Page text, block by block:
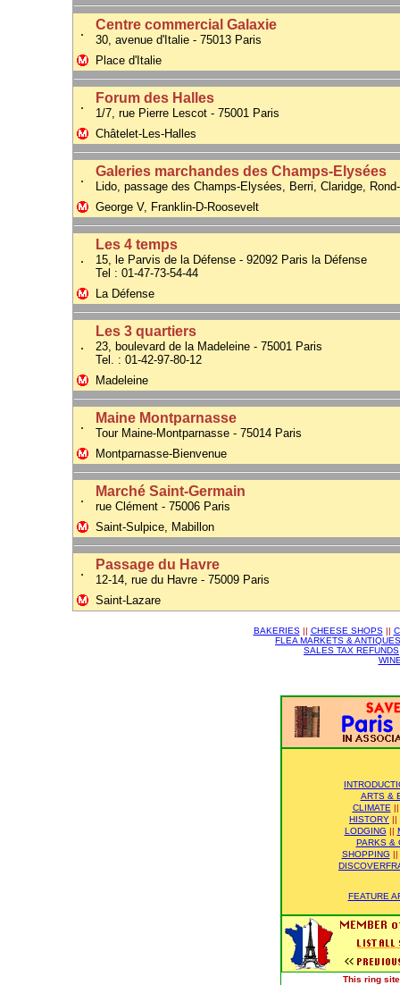
. Centre commercial Galaxie
30, avenue d'Italie - 75013 Paris
Place d'Italie
. Forum des Halles
1/7, rue Pierre Lescot - 75001 Paris
Châtelet-Les-Halles
. Galeries marchandes des Champs-Elysées
Lido, passage des Champs-Elysées, Berri, Claridge,
George V, Franklin-D-Roosevelt
.
Les 4 temps
15, le Parvis de la Défense - 92092 Paris la Défense
Tel : 01-47-73-54-44
La Défense
.
Les 3 quartiers
23, boulevard de la Madeleine - 75001 Paris
Tel. : 01-42-97-80-12
Madeleine
. Maine Montparnasse
Tour Maine-Montparnasse - 75014 Paris
Montparnasse-Bienvenue
. Marché Saint-Germain
rue Clément - 75006 Paris
Saint-Sulpice, Mabillon
. Passage du Havre
12-14, rue du Havre - 75009 Paris
Saint-Lazare
BAKERIES|| CHEESE SHOPS||
FLEA MARKETS & ANTIQUES
SALES TAX REFUNDS
ARTS &
CLIMATE
HISTORY ||
LODGING ||
PARKS &
SHOPPING ||
FEATURE
This ring